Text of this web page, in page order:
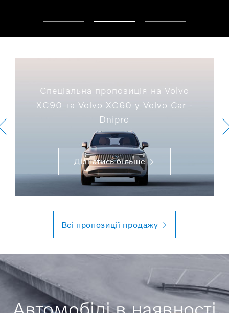
Спеціальна пропозиція на Volvo
XC90 та Volvo XC60 у Volvo Car -
Dnipro
Дізнатись більше
Всі пропозиції продажу